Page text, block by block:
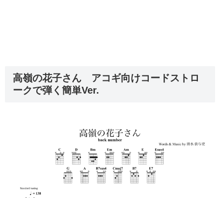
高嶺の花子さん アコギ向けコードストロ
ークで弾く簡単Ver.